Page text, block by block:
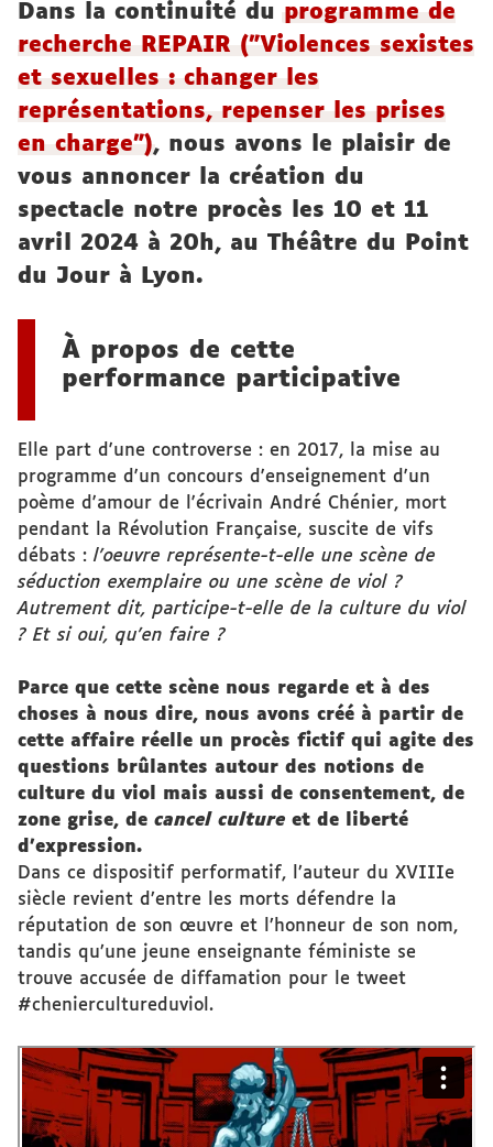
Dans la continuité du programme de
recherche REPAIR ("Violences sexistes
et sexuelles : changer les
représentations, repenser les prises
en charge"), nous avons le plaisir de
vous annoncer la création du
spectacle notre procès les 10 et 11
avril 2024 à 20h, au Théâtre du Point
du Jour à Lyon.
À propos de cette
performance participative
Elle part d'une controverse : en 2017, la mise au
programme d'un concours d'enseignement d'un
poème d'amour de l'écrivain André Chénier, mort
pendant la Révolution Française, suscite de vifs
débats : l'oeuvre représente-t-elle une scène de
séduction exemplaire ou une scène de viol ?
Autrement dit, participe-t-elle de la culture du viol
? Et si oui, qu'en faire ?
Parce que cette scène nous regarde et à des
choses à nous dire, nous avons créé à partir de
cette affaire réelle un procès fictif qui agite des
questions brûlantes autour des notions de
culture du viol mais aussi de consentement, de
zone grise, de cancel culture et de liberté
d’expression.
Dans ce dispositif performatif, l’auteur du XVIIIe
siècle revient d’entre les morts défendre la
réputation de son œuvre et l’honneur de son nom,
tandis qu’une jeune enseignante féministe se
trouve accusée de diffamation pour le tweet
#cheniercultureduviol.